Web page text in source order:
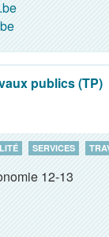
publics (TP)
SERVICES
12-13